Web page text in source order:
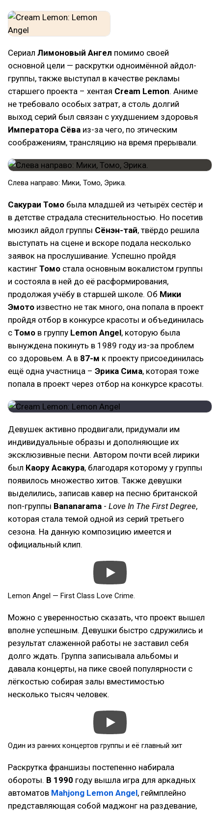
Сериал Лимоновый Ангел помимо своей
основной цели — раскрутки одноимённой айдол-
группы, также выступал в качестве рекламы
старшего проекта – хентая Cream Lemon. Аниме
не требовало особых затрат, а столь долгий
выход серий был связан с ухудшением здоровья
Императора Сёва из-за чего, по этическим
соображениям, трансляцию на время прерывали.
Слева направо: Мики, Томо, Эрика.
Сакураи Томо была младшей из четырёх сестёр и
в детстве страдала стеснительностью. Но посетив
мюзикл айдол группы Сёнэн-тай, твёрдо решила
выступать на сцене и вскоре подала несколько
заявок на прослушивание. Успешно пройдя
кастинг Томо стала основным вокалистом группы
и состояла в ней до её расформирования,
продолжая учёбу в старшей школе. Об Мики
Эмото известно не так много, она попала в проект
пройдя отбор в конкурсе красоты и объединилась
с Томо в группу Lemon Angel, которую была
вынуждена покинуть в 1989 году из-за проблем
со здоровьем. А в 87-м к проекту присоединилась
ещё одна участница – Эрика Сима, которая тоже
попала в проект через отбор на конкурсе красоты.
Девушек активно продвигали, придумали им
индивидуальные образы и дополняющие их
эксклюзивные песни. Автором почти всей лирики
был Каору Асакура, благодаря которому у группы
появилось множество хитов. Также девушки
выделились, записав кавер на песню британской
поп-группы Bananarama - Love In The First Degree,
которая стала темой одной из серий третьего
сезона. На данную композицию имеется и
официальный клип.
Lemon Angel — First Class Love Crime.
Можно с уверенностью сказать, что проект вышел
вполне успешным. Девушки быстро сдружились и
результат слаженной работы не заставил себя
долго ждать. Группа записывала альбомы и
давала концерты, на пике своей популярности с
лёгкостью собирая залы вместимостью
несколько тысяч человек.
Один из ранних концертов группы и её главный хит
Раскрутка франшизы постепенно набирала
обороты. В 1990 году вышла игра для аркадных
автоматов Mahjong Lemon Angel, геймплейно
представляющая собой маджонг на раздевание,